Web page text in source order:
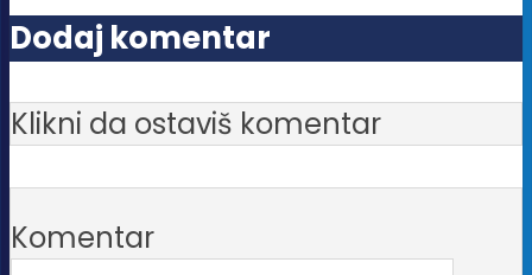
Dodaj komentar
Klikni da ostaviš komentar
Komentar